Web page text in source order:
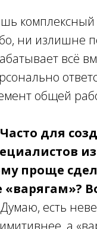
комплексный
ни излишне
всё
общей
для
проще
«варягам»?
есть